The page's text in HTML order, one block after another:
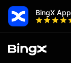
BingX App